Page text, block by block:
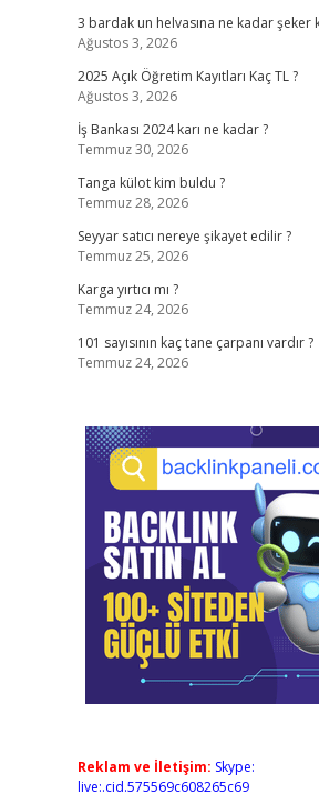
3 bardak un helvasına ne kadar şeker
Ağustos 3, 2026
2025 Açık Öğretim Kayıtları Kaç TL ?
Ağustos 3, 2026
İş Bankası 2024 karı ne kadar ?
Temmuz 30, 2026
Tanga külot kim buldu ?
Temmuz 28, 2026
Seyyar satıcı nereye şikayet edilir ?
Temmuz 25, 2026
Karga yırtıcı mı ?
Temmuz 24, 2026
101 sayısının kaç tane çarpanı vardır ?
Temmuz 24, 2026
Reklam ve İletişim: Skype:
live:.cid.575569c608265c69